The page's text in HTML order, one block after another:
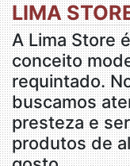
LIMA
A Lima Store
conceito
requintado.
buscamos
presteza e
produtos de